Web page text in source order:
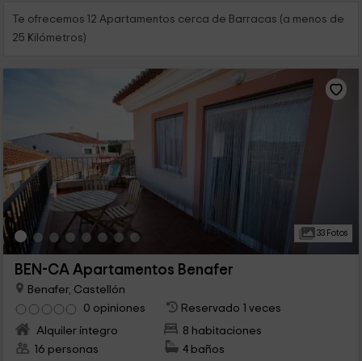
Te ofrecemos 12 Apartamentos cerca de Barracas (a menos de
25 Kilómetros)
33 Fotos
BEN-CA Apartamentos Benafer
Benafer, Castellón
0 opiniones
Reservado 1 veces
Alquiler íntegro
8 habitaciones
16 personas
4 baños